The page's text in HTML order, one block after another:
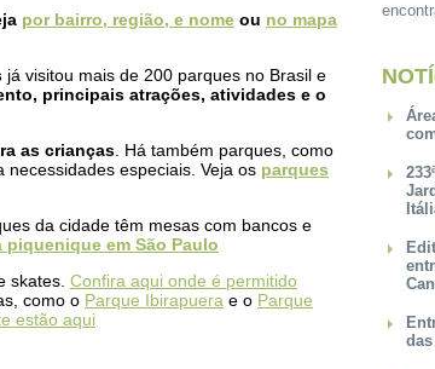
por bairro, região, e nome ou no mapa
já visitou mais de 200 parques no Brasil e
principais atrações, atividades e o
as crianças . Há também parques, como
necessidades especiais. Veja os parques
da cidade têm mesas com bancos e
piquenique em São Paulo
skates. Confira aqui onde é permitido
como o Parque Ibirapuera e o Parque
estão aqui